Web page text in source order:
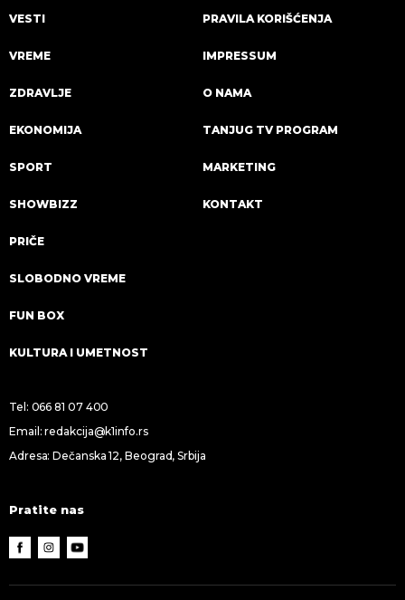
VESTI
VREME
ZDRAVLJE
EKONOMIJA
SPORT
SHOWBIZZ
PRIČE
SLOBODNO VREME
FUN BOX
KULTURA I UMETNOST
PRAVILA KORIŠĆENJA
IMPRESSUM
O NAMA
TANJUG TV PROGRAM
MARKETING
KONTAKT
Tel: 066 81 07 400
Email:redakcija@k1info.rs
Adresa: Dečanska 12, Beograd, Srbija
Pratite nas